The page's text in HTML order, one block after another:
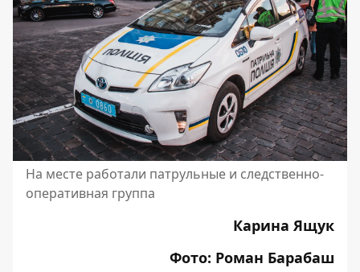
На месте работали патрульные и следственно-
оперативная группа
Карина Ящук
Фото: Роман Барабаш